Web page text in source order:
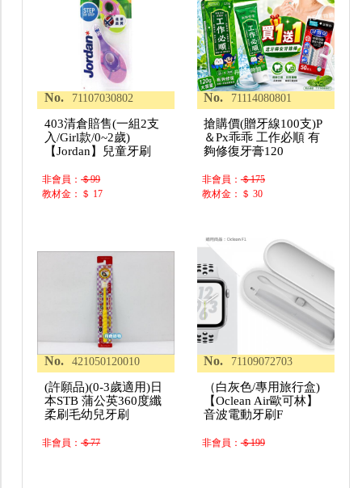
No. 71107030802
403清倉賠售(一組2支
入/Girl款/0~2歲)
【Jordan】兒童牙刷
非會員：＄99
教材金：＄ 17
No. 71114080801
搶購價(贈牙線100支)P
＆Px乖乖 工作必順 有
夠修復牙膏120
非會員：＄175
教材金：＄ 30
No. 421050120010
(許願品)(0-3歲適用)日
本STB 蒲公英360度纖
柔刷毛幼兒牙刷
非會員：＄77
No. 71109072703
（白灰色/專用旅行盒)
【Oclean Air歐可林】
音波電動牙刷F
非會員：＄199